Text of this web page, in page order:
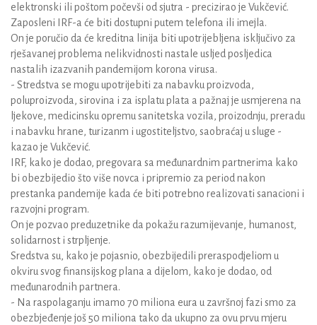
elektronski ili poštom počevši od sjutra - precizirao je Vukčević.
Zaposleni IRF-a će biti dostupni putem telefona ili imejla.
On je poručio da će kreditna linija biti upotrijebljena isključivo za
rješavanej problema nelikvidnosti nastale usljed posljedica
nastalih izazvanih pandemijom korona virusa.
- Stredstva se mogu upotrijebiti za nabavku proizvoda,
poluproizvoda, sirovina i za isplatu plata a pažnaj je usmjerena na
ljekove, medicinsku opremu sanitetska vozila, proizodnju, preradu
i nabavku hrane, turizanm i ugostiteljstvo, saobraćaj u sluge -
kazao je Vukčević.
IRF, kako je dodao, pregovara sa međunardnim partnerima kako
bi obezbijedio što više novca i pripremio za period nakon
prestanka pandemije kada će biti potrebno realizovati sanacioni i
razvojni program.
On je pozvao preduzetnike da pokažu razumijevanje, humanost,
solidarnost i strpljenje.
Sredstva su, kako je pojasnio, obezbijedili preraspodjeliom u
okviru svog finansijskog plana a dijelom, kako je dodao, od
međunarodnih partnera.
- Na raspolaganju imamo 70 miliona eura u završnoj fazi smo za
obezbjeđenje još 50 miliona tako da ukupno za ovu prvu mjeru